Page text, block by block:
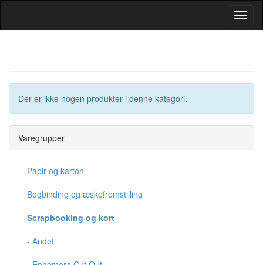
Der er ikke nogen produkter i denne kategori.
Varegrupper
Papir og karton
Bogbinding og æskefremstilling
Scrapbooking og kort
- Andet